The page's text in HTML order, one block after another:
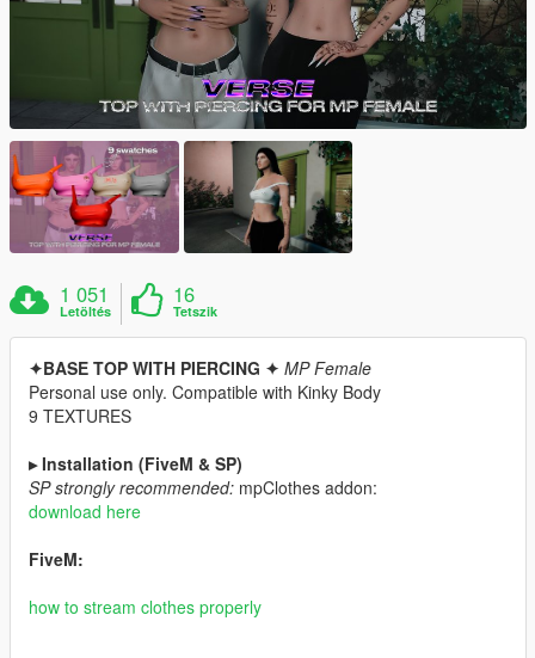
1 051
Letöltés
16
Tetszik
✦BASE TOP WITH PIERCING ✦ MP Female
Personal use only. Compatible with Kinky Body
9 TEXTURES
▸ Installation (FiveM & SP)
SP strongly recommended: mpClothes addon:
download here
FiveM:
how to stream clothes properly